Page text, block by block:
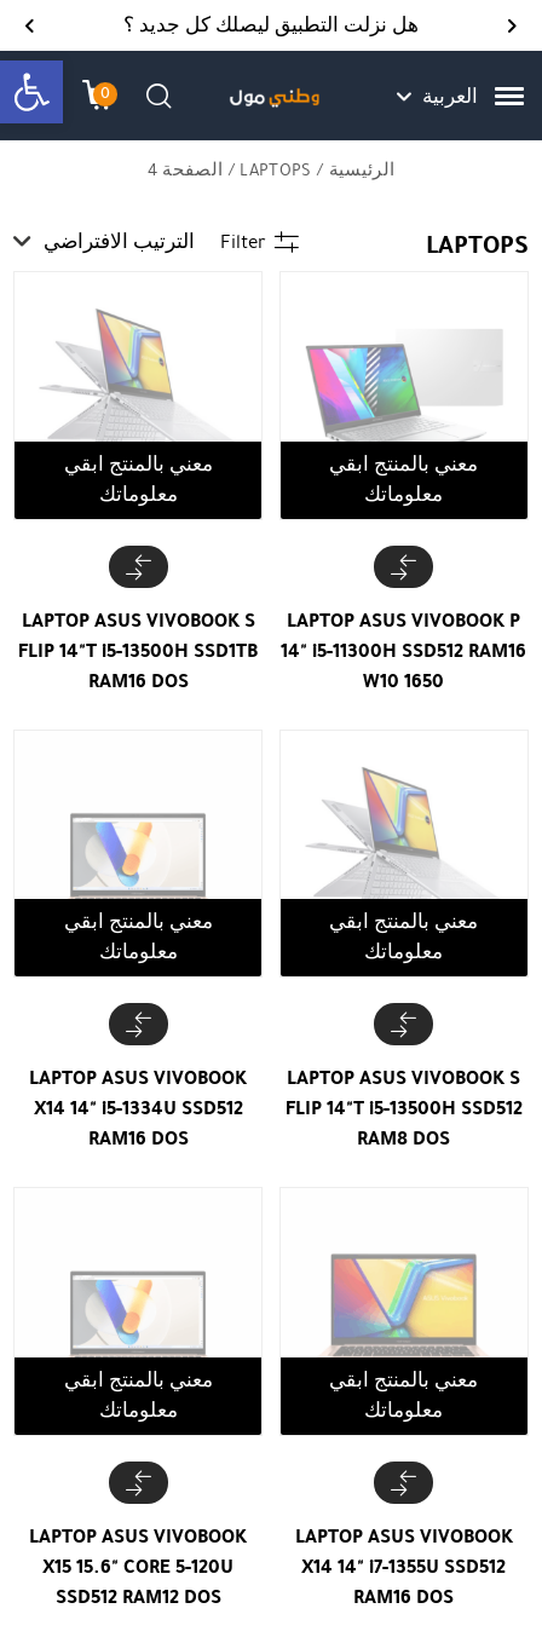
Skip to Content
Contact Us هل نزلت التطبيق ليصلك كل جديد ؟
العربية 0
עגלתחיפוש
الرئيسية /
LAPTOPS / الصفحة 4
LAPTOPS
Filter الترتيب الافتراضي
معني بالمنتج ابقي
معلوماتك
LAPTOP ASUS VIVOBOOK P
14" i5-11300H SSD512 RAM16
W10 1650
معني بالمنتج ابقي
معلوماتك
LAPTOP ASUS VIVOBOOK S
FLIP 14"T i5-13500H SSD1TB
RAM16 DOS
معني بالمنتج ابقي
معلوماتك
LAPTOP ASUS VIVOBOOK S
FLIP 14"T i5-13500H SSD512
RAM8 DOS
معني بالمنتج ابقي
معلوماتك
LAPTOP ASUS VIVOBOOK
X14 14" i5-1334U SSD512
RAM16 DOS
معني بالمنتج ابقي
معلوماتك
LAPTOP ASUS VIVOBOOK
X14 14" i7-1355U SSD512
RAM16 DOS
معني بالمنتج ابقي
معلوماتك
LAPTOP ASUS VIVOBOOK
X15 15.6" CORE 5-120U
SSD512 RAM12 DOS
Back top top